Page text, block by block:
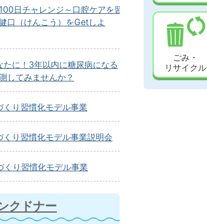
日チャレンジ～口腔ケアを習
口（けんこう）をGetしよ
に！3年以内に糖尿病になる
してみませんか？
くり習慣化モデル事業
くり習慣化モデル事業説明会
くり習慣化モデル事業
クドナー
ごみ・
リサイクル